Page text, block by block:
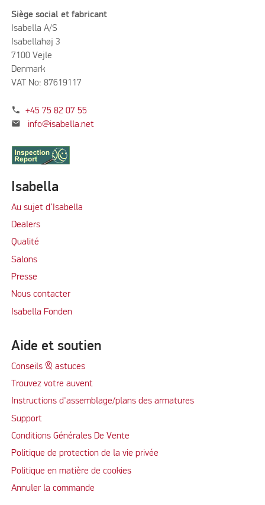
Siège social et fabricant
Isabella A/S
Isabellahøj 3
7100 Vejle
Denmark
VAT No: 87619117
phone +45 75 82 07 55
mail info@isabella.net
Isabella
Au sujet d’Isabella
Dealers
Qualité
Salons
Presse
Nous contacter
Isabella Fonden
Aide et soutien
Conseils & astuces
Trouvez votre auvent
Instructions d'assemblage/plans des armatures
Support
Conditions Générales De Vente
Politique de protection de la vie privée
Politique en matière de cookies
Annuler la commande